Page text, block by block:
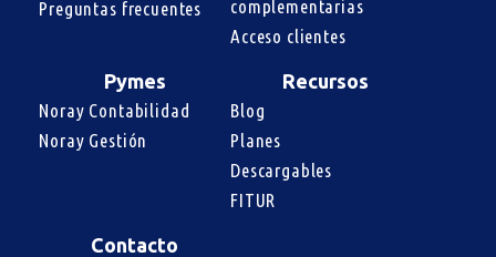
Preguntas frecuentes
complementarias
Acceso clientes
Pymes
Noray Contabilidad
Noray Gestión
Recursos
Blog
Planes
Descargables
FITUR
Contacto